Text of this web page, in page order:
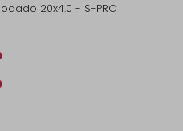
20x4.0 - S-PRO